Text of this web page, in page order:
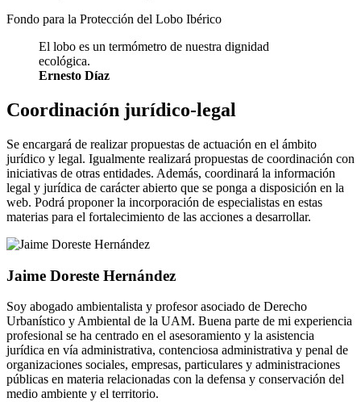
Fondo para la Protección del Lobo Ibérico
El lobo es un termómetro de nuestra dignidad
ecológica.
Ernesto Díaz
Coordinación jurídico-legal
Se encargará de realizar propuestas de actuación en el ámbito
jurídico y legal. Igualmente realizará propuestas de coordinación con
iniciativas de otras entidades. Además, coordinará la información
legal y jurídica de carácter abierto que se ponga a disposición en la
web. Podrá proponer la incorporación de especialistas en estas
materias para el fortalecimiento de las acciones a desarrollar.
Jaime Doreste Hernández
Soy abogado ambientalista y profesor asociado de Derecho
Urbanístico y Ambiental de la UAM. Buena parte de mi experiencia
profesional se ha centrado en el asesoramiento y la asistencia
jurídica en vía administrativa, contenciosa administrativa y penal de
organizaciones sociales, empresas, particulares y administraciones
públicas en materia relacionadas con la defensa y conservación del
medio ambiente y el territorio.